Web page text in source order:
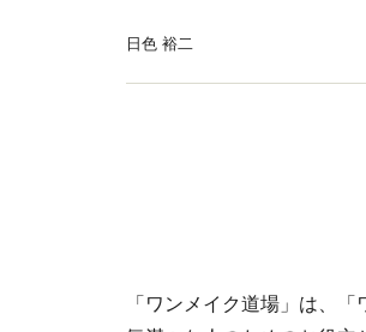
日色 裕二
「ワンメイク道場」は、